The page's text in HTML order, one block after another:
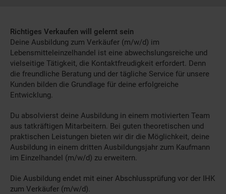
Richtiges Verkaufen will gelernt sein
Deine Ausbildung zum Verkäufer (m/w/d) im
Lebensmitteleinzelhandel ist eine abwechslungsreiche und
vielseitige Tätigkeit, die Kontaktfreudigkeit erfordert. Denn
die freundliche Beratung und der tägliche Service für unsere
Kunden bilden die Grundlage für deine erfolgreiche
Entwicklung.
Du absolvierst deine Ausbildung in einem motivierten Team
aus tatkräftigen Mitarbeitern. Bei guten theoretischen und
praktischen Leistungen bieten wir dir die Möglichkeit, deine
Ausbildung in einem dritten Ausbildungsjahr zum Kaufmann
im Einzelhandel (m/w/d) zu erweitern.
Die Ausbildung endet mit einer Abschlussprüfung vor der IHK
zum Verkäufer (m/w/d).